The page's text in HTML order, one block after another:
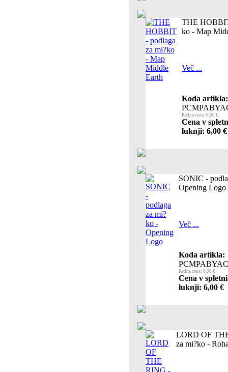
THE
ko - Map
Več ...
Koda artikla:
Redna cena: 6,00 €
Cena v
luknji: 6,00 €
SONIC -
Opening Logo
Več ...
Koda artikla:
Redna cena: 6,00 €
Cena v
luknji: 6,00 €
LORD OF
za mi?ko -